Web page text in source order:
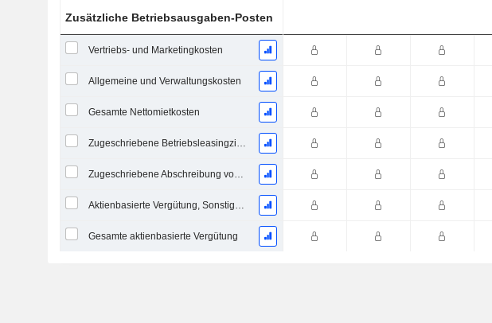
Zusätzliche Betriebsausgaben-Posten
Vertriebs- und Marketingkosten
Allgemeine und Verwaltungskosten
Gesamte Nettomietkosten
Zugeschriebene Betriebsleasingzinsaufwand
Zugeschriebene Abschreibung von Operating-Leasingverträgen
Aktienbasierte Vergütung, Sonstiges (Gesamt)
Gesamte aktienbasierte Vergütung